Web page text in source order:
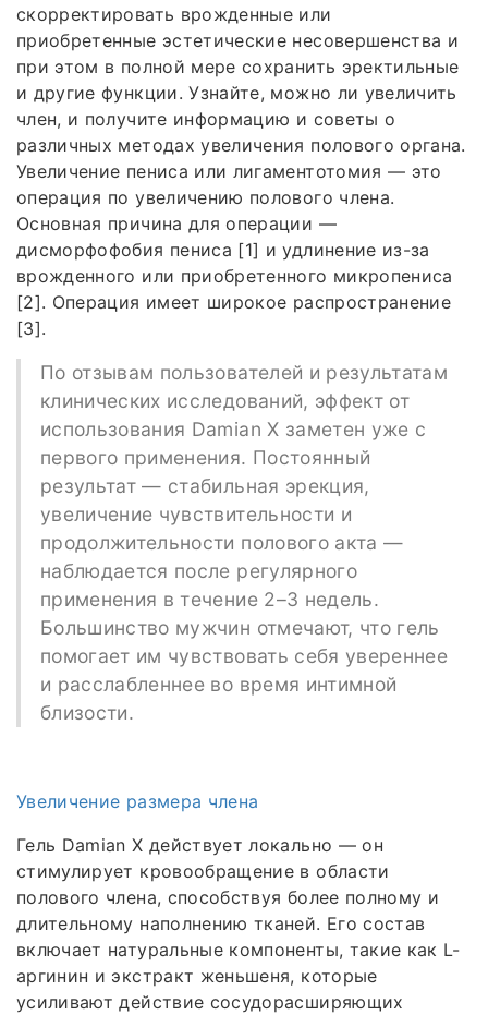
скорректировать врожденные или
приобретенные эстетические несовершенства и
при этом в полной мере сохранить эректильные
и другие функции. Узнайте, можно ли увеличить
член, и получите информацию и советы о
различных методах увеличения полового органа.
Увеличение пениса или лигаментотомия — это
операция по увеличению полового члена.
Основная причина для операции —
дисморфофобия пениса [1] и удлинение из-за
врожденного или приобретенного микропениса
[2]. Операция имеет широкое распространение
[3].
По отзывам пользователей и результатам
клинических исследований, эффект от
использования Damian X заметен уже с
первого применения. Постоянный
результат — стабильная эрекция,
увеличение чувствительности и
продолжительности полового акта —
наблюдается после регулярного
применения в течение 2–3 недель.
Большинство мужчин отмечают, что гель
помогает им чувствовать себя увереннее
и расслабленнее во время интимной
близости.
Увеличение размера члена
Гель Damian X действует локально — он
стимулирует кровообращение в области
полового члена, способствуя более полному и
длительному наполнению тканей. Его состав
включает натуральные компоненты, такие как L-
аргинин и экстракт женьшеня, которые
усиливают действие сосудорасширяющих